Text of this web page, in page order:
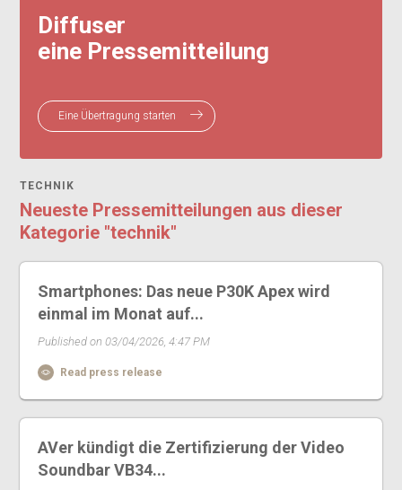
Diffuser
eine Pressemitteilung
Eine Übertragung starten
TECHNIK
Neueste Pressemitteilungen aus dieser
Kategorie "technik"
Smartphones: Das neue P30K Apex wird
einmal im Monat auf...
Published on 03/04/2026, 4:47 PM
Read press release
AVer kündigt die Zertifizierung der Video
Soundbar VB34...